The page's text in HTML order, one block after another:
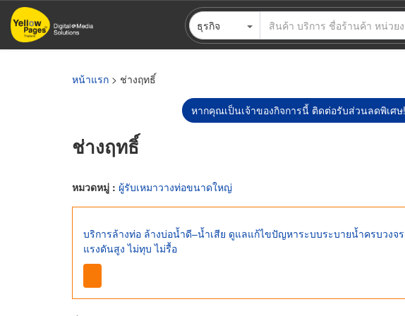
ข้าม
ไป
ธุรกิจ
หน้าแรก > ช่างฤทธิ์
หากคุณเป็นเจ้าของกิจการนี้ ติดต่อรับส่วนลดพิเศษ
ช่างฤทธิ์
หมวดหมู่ : ผู้รับเหมาวางท่อขนาดใหญ่
บริการล้างท่อ ล้างบ่อน้ำดี–น้ำเสีย ดูแลแก้ไขปัญหาระบบระบายน้ำครบวงจ
แรงดันสูง ไม่ทุบ ไม่รื้อ